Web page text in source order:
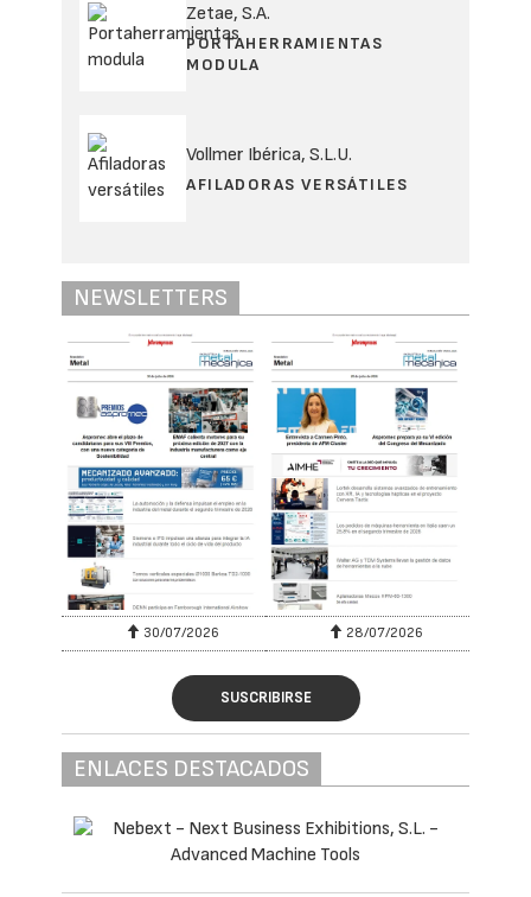
Zetae, S.A.
PORTAHERRAMIENTAS
MODULA
Vollmer Ibérica, S.L.U.
AFILADORAS VERSÁTILES
NEWSLETTERS
30/07/2026 28/07/2026
SUSCRIBIRSE
ENLACES DESTACADOS